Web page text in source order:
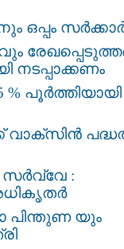
ഒപ്പം
നടപ്പാക്കണം
പൂര്‍ത്തിയായി
വാക്സിന്‍
സർവ്വേ :
പിന്തുണ യും